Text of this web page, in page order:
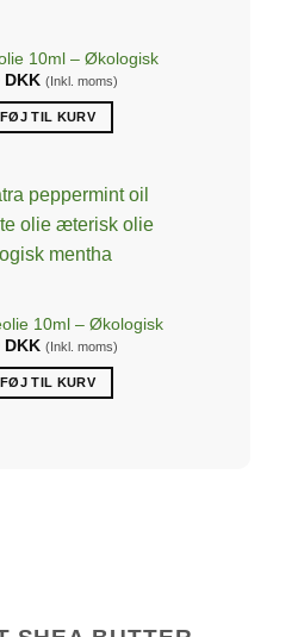
10ml – Økologisk
DKK (Inkl. moms)
TIL KURV
10ml – Økologisk
DKK (Inkl. moms)
TIL KURV